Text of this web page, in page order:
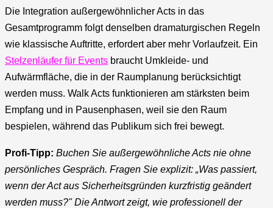
Die Integration außergewöhnlicher Acts in das
Gesamtprogramm folgt denselben dramaturgischen Regeln
wie klassische Auftritte, erfordert aber mehr Vorlaufzeit. Ein
Stelzenläufer für Events braucht Umkleide- und
Aufwärmfläche, die in der Raumplanung berücksichtigt
werden muss. Walk Acts funktionieren am stärksten beim
Empfang und in Pausenphasen, weil sie den Raum
bespielen, während das Publikum sich frei bewegt.
Profi-Tipp: Buchen Sie außergewöhnliche Acts nie ohne
persönliches Gespräch. Fragen Sie explizit: „Was passiert,
wenn der Act aus Sicherheitsgründen kurzfristig geändert
werden muss?" Die Antwort zeigt, wie professionell der